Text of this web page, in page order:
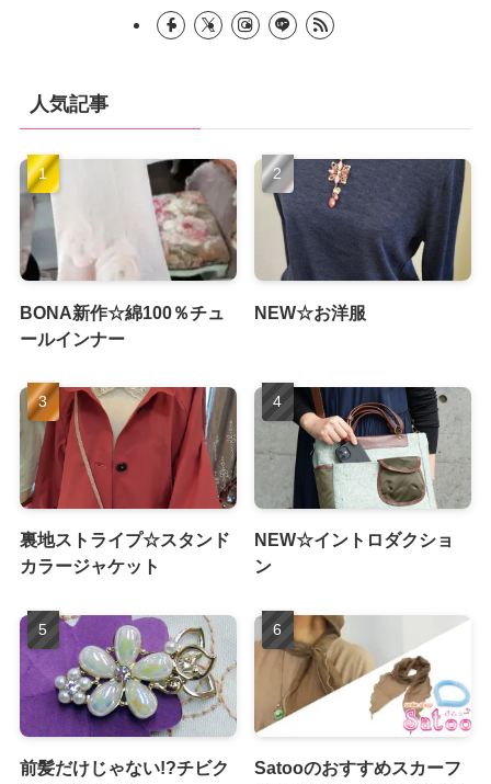
人気記事
BONA新作☆綿100％チュ
ールインナー
NEW☆お洋服
裏地ストライプ☆スタンド
カラージャケット
NEW☆イントロダクショ
ン
前髪だけじゃない!?チビク
Satooのおすすめスカーフ